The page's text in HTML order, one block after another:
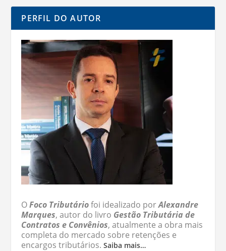
PERFIL DO AUTOR
OFoco Tributáriofoi idealizado porAlexandre
Marques, autor do livro Gestão Tributária de
Contratos e Convênios, atualmente a obra mais
completa do mercado sobre retenções e
encargos tributários.Saiba mais…